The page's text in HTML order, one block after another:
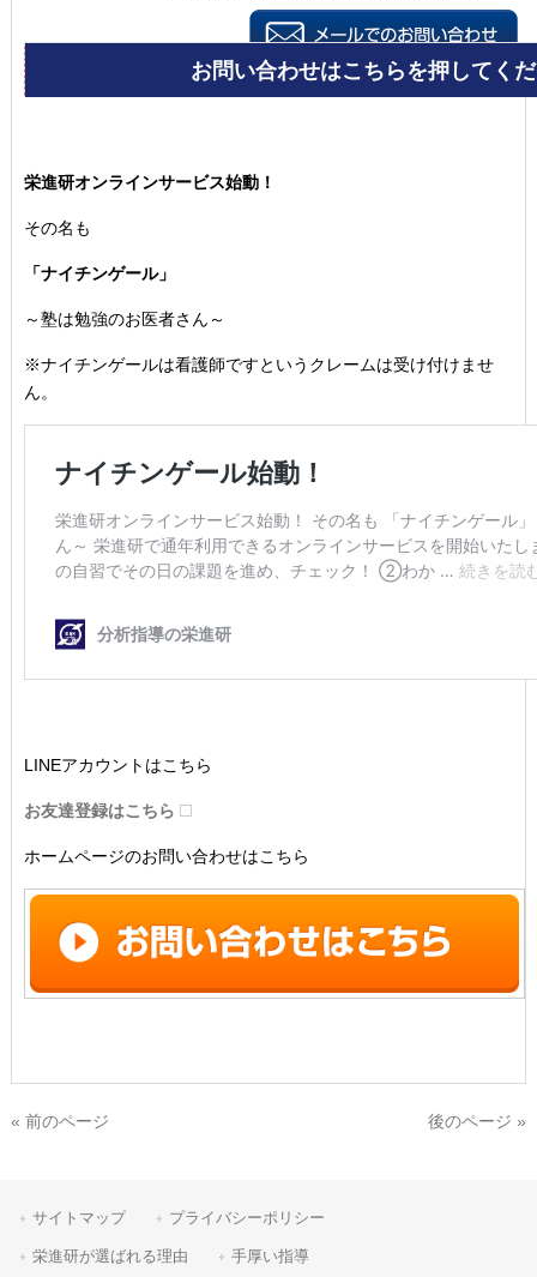
栄進研オンラインサービス始動！
その名も
「ナイチンゲール」
～塾は勉強のお医者さん～
※ナイチンゲールは看護師ですというクレームは受け付けませ
ん。
LINEアカウントはこちら
お友達登録はこちら
ホームページのお問い合わせはこちら
« 前のページ 後のページ »
サイトマップ プライバシーポリシー
栄進研が選ばれる理由 手厚い指導